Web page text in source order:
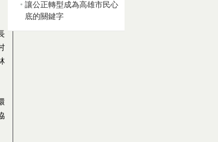
讓公正轉型成為高雄市民心
底的關鍵字